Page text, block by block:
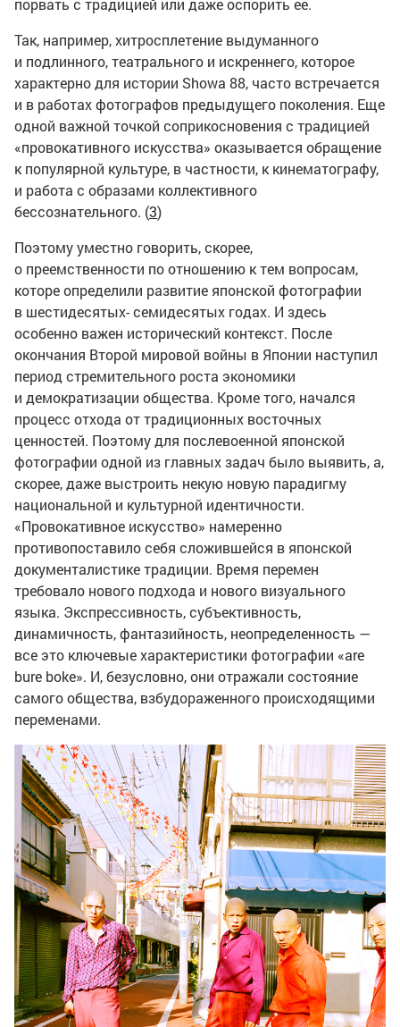
порвать с традицией или даже оспорить ее.
Так, например, хитросплетение выдуманного
и подлинного, театрального и искреннего, которое
характерно для истории Showa 88, часто встречается
и в работах фотографов предыдущего поколения. Еще
одной важной точкой соприкосновения с традицией
«провокативного искусства» оказывается обращение
к популярной культуре, в частности, к кинематографу,
и работа с образами коллективного
бессознательного. (3)
Поэтому уместно говорить, скорее,
о преемственности по отношению к тем вопросам,
которе определили развитие японской фотографии
в шестидесятых- семидесятых годах. И здесь
особенно важен исторический контекст. После
окончания Второй мировой войны в Японии наступил
период стремительного роста экономики
и демократизации общества. Кроме того, начался
процесс отхода от традиционных восточных
ценностей. Поэтому для послевоенной японской
фотографии одной из главных задач было выявить, а,
скорее, даже выстроить некую новую парадигму
национальной и культурной идентичности.
«Провокативное искусство» намеренно
противопоставило себя сложившейся в японской
документалистике традиции. Время перемен
требовало нового подхода и нового визуального
языка. Экспрессивность, субъективность,
динамичность, фантазийность, неопределенность —
все это ключевые характеристики фотографии «are
bure boke». И, безусловно, они отражали состояние
самого общества, взбудораженного происходящими
переменами.